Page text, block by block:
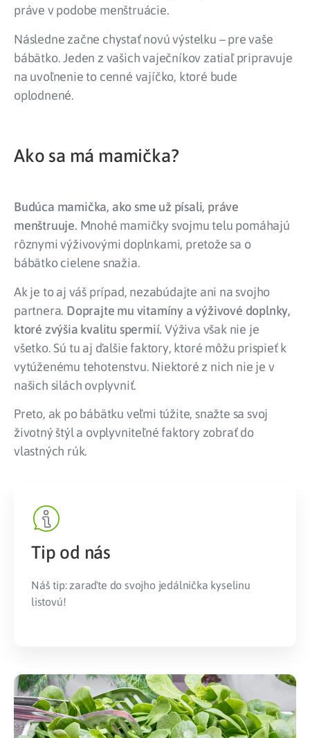
práve v podobe menštruácie.
Následne začne chystať novú výstelku – pre vaše
bábätko. Jeden z vašich vaječníkov zatiaľ pripravuje
na uvoľnenie to cenné vajíčko, ktoré bude
oplodnené.
Ako sa má mamička?
Budúca mamička, ako sme už písali, práve
menštruuje. Mnohé mamičky svojmu telu pomáhajú
rôznymi výživovými doplnkami, pretože sa o
bábätko cielene snažia.
Ak je to aj váš prípad, nezabúdajte ani na svojho
partnera. Doprajte mu vitamíny a výživové doplnky,
ktoré zvýšia kvalitu spermií.Výživa však nie je
všetko. Sú tu aj ďalšie faktory, ktoré môžu prispieť k
vytúženému tehotenstvu. Niektoré z nich nie je v
našich silách ovplyvniť.
Preto, ak po bábätku veľmi túžite, snažte sa svoj
životný štýl a ovplyvniteľné faktory zobrať do
vlastných rúk.
Tip od nás
Náš tip: zaraďte do svojho jedálnička kyselinu
listovú!